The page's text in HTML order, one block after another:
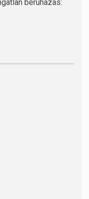
beruházás: